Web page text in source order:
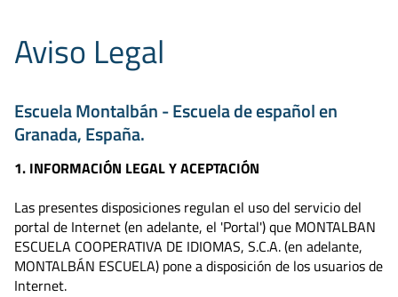
Aviso Legal
Escuela Montalbán - Escuela de español en
Granada, España.
1. INFORMACIÓN LEGAL Y ACEPTACIÓN
Las presentes disposiciones regulan el uso del servicio del
portal de Internet (en adelante, el 'Portal') que MONTALBAN
ESCUELA COOPERATIVA DE IDIOMAS, S.C.A. (en adelante,
MONTALBÁN ESCUELA) pone a disposición de los usuarios de
Internet.